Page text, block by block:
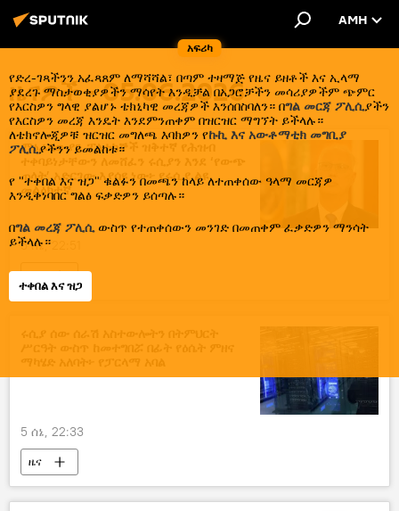
አፍሪካ
AMH
የድረ-ገጻችንን አፈጻጸም ለማሻሻል፣ በጣም ተዛማጅ የዜና ይዘቶች እና ኢላማ
ያደረጉ ማስታወቂያዎችን ማሳየት እንዲቻል በአጋሮቻችን መሳሪያዎችም ጭምር
የእርስዎን ግላዊ ያልሆኑ ቴክኒካዊ መረጃዎች እንሰበስባለን። በግል መርጃ ፖሊሲያችን
የእርስዎን መረጃ እንዴት እንደምንጠቀም በዝርዝር ማግኘት ይችላሉ።
ለቴክኖሎጂዎቹ ዝርዝር መግለጫ እባክዎን የኩኪ እና አውቶማቲክ መግቢያ
ፖሊሲያችንን ይመልከቱ።
የ "ተቀበል እና ዝጋ" ቁልፉን በመጫን ከላይ ለተጠቀሰው ዓላማ መርጃዎ
እንዲቀነባበር ግልፅ ፍቃድዎን ይሰጣሉ።
በግል መረጃ ፖሊሲውስጥ የተጠቀሰውን መንገድ በመጠቀም ፈቃድዎን ማንሳት
ይችላሉ።
ተቀበል እና ዝጋ
ዜናዎች - 05.06.2026
ምዕራባውያን ፖለቲከኞች ዝቅተኛ የሕዝብ
ጠላት’ አድርገው እያሳዩ ነው፦ የሩሲያ ልዩ
መልዕክተኛ
5 ሰኔ, 22:51
ዜና
5 ሰኔ, 22:33
ዜና